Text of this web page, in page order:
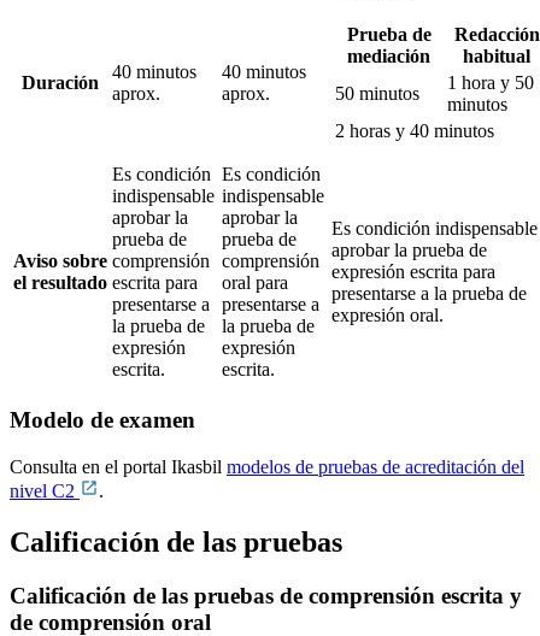
Duración
40 minutos
aprox.
40 minutos
aprox.
Prueba de
mediación
Redacción
habitual
50 minutos
1 hora y 50
minutos
2 horas y 40 minutos
Aviso sobre
el resultado
Es condición
indispensable
aprobar la
prueba de
comprensión
escrita para
presentarse a
la prueba de
expresión
escrita.
Es condición
indispensable
aprobar la
prueba de
comprensión
oral para
presentarse a
la prueba de
expresión
escrita.
Es condición indispensable
aprobar la prueba de
expresión escrita para
presentarse a la prueba de
expresión oral.
Modelo de examen
Consulta en el portal Ikasbil modelos de pruebas de acreditación del
nivel C2
.
Calificación de las pruebas
Calificación de las pruebas de comprensión escrita y
de comprensión oral